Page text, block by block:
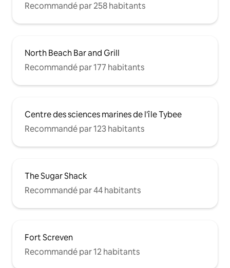
Recommandé par 258 habitants
North Beach Bar and Grill
Recommandé par 177 habitants
Centre des sciences marines de l'île Tybee
Recommandé par 123 habitants
The Sugar Shack
Recommandé par 44 habitants
Fort Screven
Recommandé par 12 habitants